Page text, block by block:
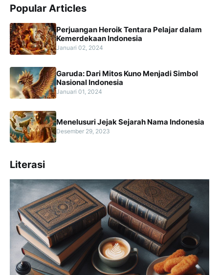
Popular Articles
Perjuangan Heroik Tentara Pelajar dalam
Kemerdekaan Indonesia
Januari 02, 2024
Garuda: Dari Mitos Kuno Menjadi Simbol
Nasional Indonesia
Januari 01, 2024
Menelusuri Jejak Sejarah Nama Indonesia
Desember 29, 2023
Literasi